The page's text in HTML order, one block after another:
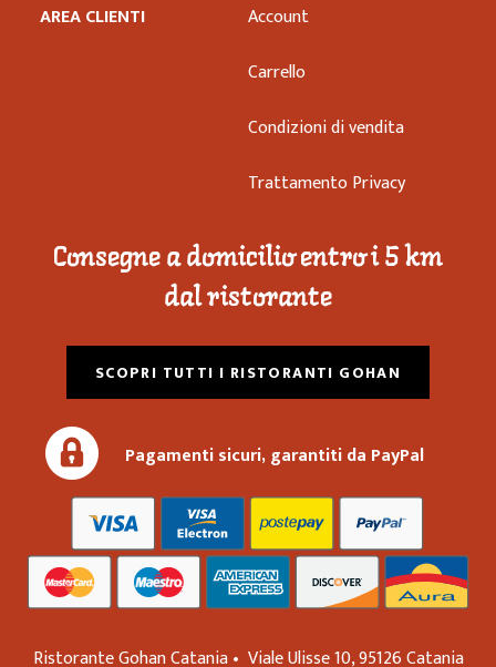
AREA CLIENTI
Account
Carrello
Condizioni di vendita
Trattamento Privacy
Consegne a domicilio entro i 5 km
dal ristorante
SCOPRI TUTTI I RISTORANTI GOHAN
Pagamenti sicuri, garantiti da PayPal
Ristorante Gohan Catania • Viale Ulisse 10,95126Catania